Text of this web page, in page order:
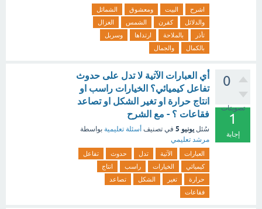
اشرح البيت ومعشوق
الشمائل
والدلائل
كقرن الشمس
الغزال
تأذر
بالملاحة ارتداها
وسربل
بالكمال
والجمال
0
تصويتات
1
إجابة
أي العبارات الآتية لا تدل على حدوث
تفاعل كيميائي؟ الخيارات راسب او
انتاج حرارة او تغير الشكل او تصاعد
فقاعات ؟ - مع الشرح
سُئل يونيو 5 في تصنيف أسئلة تعليمية بواسطة
مرشد تعليمي
العبارات الآتية تدل حدوث
تفاعل
كيميائي
الخيارات راسب
انتاج
حرارة
تغير الشكل
تصاعد
فقاعات